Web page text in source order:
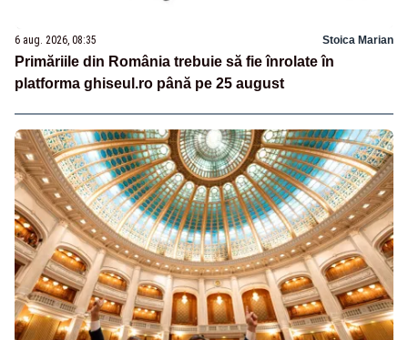
6 aug. 2026, 08:35 Stoica Marian
Primăriile din România trebuie să fie înrolate în
platforma ghiseul.ro până pe 25 august